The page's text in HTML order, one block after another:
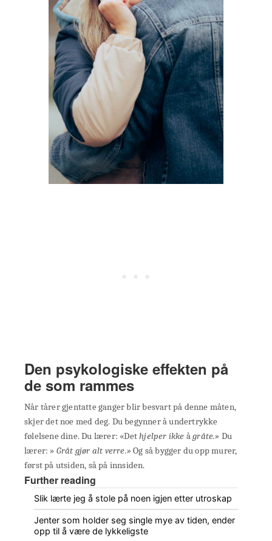
Den psykologiske effekten på
de som rammes
Når tårer gjentatte ganger blir besvart på denne måten,
skjer det noe med deg. Du begynner å undertrykke
følelsene dine. Du lærer: «Dethjelper ikke ågråte.» Du
lærer: » Gråt gjør alt verre.»Og så bygger du opp murer,
først på utsiden, så på innsiden.
Further reading
Slik lærte jeg å stole på noen igjen etter utroskap
Jenter som holder seg single mye av tiden, ender
opp til å være de lykkeligste